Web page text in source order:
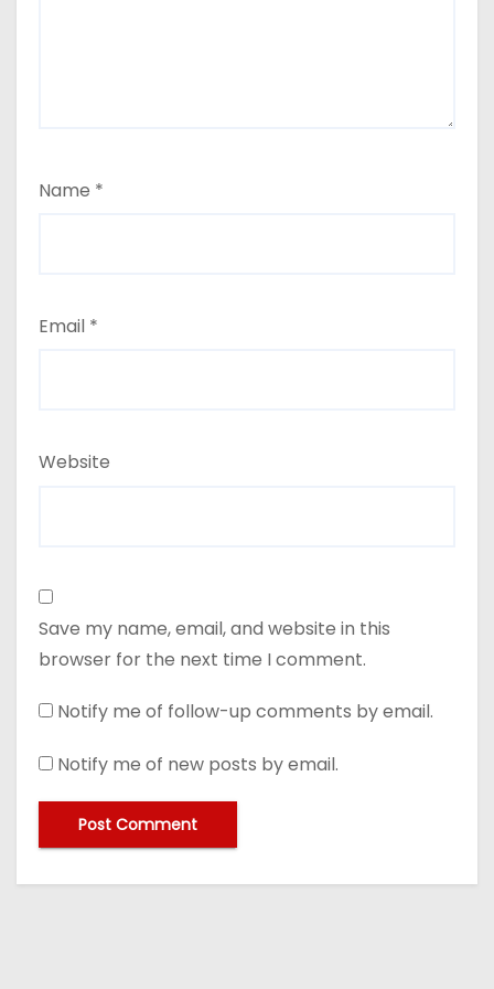
Name *
Email *
Website
Save my name, email, and website in this
browser for the next time I comment.
Notify me of follow-up comments by email.
Notify me of new posts by email.